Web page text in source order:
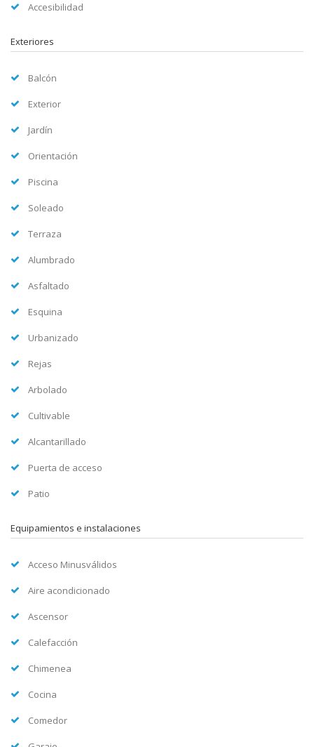
Accesibilidad
Exteriores
Balcón
Exterior
Jardín
Orientación
Piscina
Soleado
Terraza
Alumbrado
Asfaltado
Esquina
Urbanizado
Rejas
Arbolado
Cultivable
Alcantarillado
Puerta de acceso
Patio
Equipamientos e instalaciones
Acceso Minusválidos
Aire acondicionado
Ascensor
Calefacción
Chimenea
Cocina
Comedor